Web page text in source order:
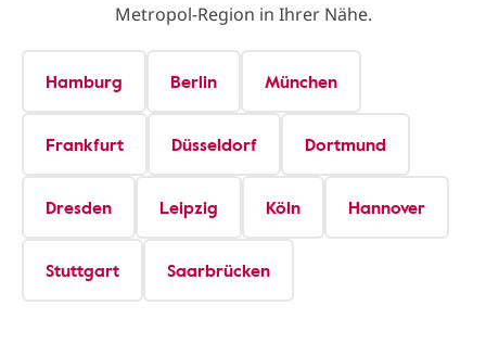
Metropol-Region in Ihrer Nähe.
Hamburg Berlin München
Frankfurt Düsseldorf Dortmund
Dresden Leipzig Köln Hannover
Stuttgart Saarbrücken